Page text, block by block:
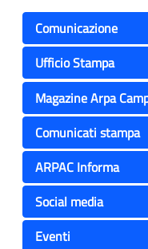
Comunicazione
Ufficio Stampa
Magazine Arpa
Comunicati stampa
ARPAC Informa
Social media
Eventi